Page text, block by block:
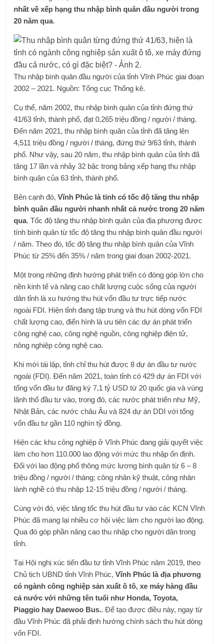
nhất về xếp hạng thu nhập bình quân đầu người trong
20 năm qua.
Thu nhập bình quân đầu người của tỉnh Vĩnh Phúc giai đoạn
2002 – 2021. Nguồn: Tổng cục Thống kê.
Cụ thể, năm 2002, thu nhập bình quân của tỉnh đứng thứ
41/63 tỉnh, thành phố, đạt 0,265 triệu đồng / người / tháng.
Đến năm 2021, thu nhập bình quân của tỉnh đã tăng lên
4,511 triệu đồng / người / tháng, đứng thứ 9/63 tỉnh, thành
phố. Như vậy, sau 20 năm, thu nhập bình quân của tỉnh đã
tăng 17 lần và nhảy 32 bậc trong bảng xếp hạng thu nhập
bình quân của 63 tỉnh, thành phố.
Bên cạnh đó,Vĩnh Phúc là tỉnh có tốc độ tăng thu nhập
bình quân đầu người nhanh nhất cả nước trong 20 năm
qua. Tốc độ tăng thu nhập bình quân của địa phương được
tính bình quân từ tốc độ tăng thu nhập bình quân đầu người
/ năm. Theo đó, tốc độ tăng thu nhập bình quân của Vĩnh
Phúc từ 25% đến 35% / năm trong giai đoạn 2002-2021.
Một trong những định hướng phát triển có đóng góp lớn cho
nền kinh tế và nâng cao chất lượng cuộc sống của người
dân tỉnh là xu hướng thu hút vốn đầu tư trực tiếp nước
ngoài FDI. Hiện tỉnh đang tập trung và thu hút dòng vốn FDI
chất lượng cao, điển hình là ưu tiên các dự án phát triển
công nghệ cao, công nghệ nguồn, công nghiệp điện tử,
nông nghiệp công nghệ cao.
Khi mới tái lập, tỉnh chỉ thu hút được 8 dự án đầu tư nước
ngoài (FDI). Đến năm 2021, toàn tỉnh có 429 dự án FDI với
tổng vốn đầu tư đăng ký 7,1 tỷ USD từ 20 quốc gia và vùng
lãnh thổ đầu tư vào, trong đó, các nước phát triển như Mỹ,
Nhật Bản, các nước châu Âu và 824 dự án DDI với tổng
vốn đầu tư gần 110 nghìn tỷ đồng.
Hiện các khu công nghiệp ở Vĩnh Phúc đang giải quyết việc
làm cho hơn 110.000 lao động với mức thu nhập ổn định.
Đối với lao động phổ thông mức lương bình quân từ 6 – 8
triệu đồng / người / tháng; công nhân kỹ thuật, công nhân
lành nghề có thu nhập 12-15 triệu đồng / người / tháng.
Cùng với đó, việc tăng tốc thu hút đầu tư vào các KCN Vĩnh
Phúc đã mang lại nhiều cơ hội việc làm cho người lao động.
Qua đó góp phần nâng cao thu nhập cho người dân trong
tỉnh.
Tại Hội nghị xúc tiến đầu tư tỉnh Vĩnh Phúc năm 2019, theo
Chủ tịch UBND tỉnh Vĩnh Phúc,Vĩnh Phúc là địa phương
có ngành công nghiệp sản xuất ô tô, xe máy hàng đầu
cả nước với những tên tuổi như Honda, Toyota,
Piaggio hay Daewoo Bus.. Để tạo được điều này, ngay từ
đầu Vĩnh Phúc đã phải định hướng chính sách thu hút dòng
vốn FDI.